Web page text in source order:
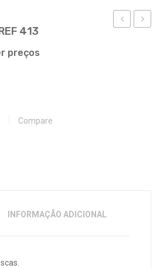
413
preços
Compare
INFORMAÇÃO ADICIONAL